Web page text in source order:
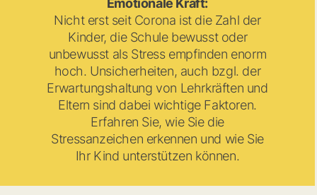
Emotionale Kraft:
Nicht erst seit Corona ist die Zahl der
Kinder, die Schule bewusst oder
unbewusst als Stress empfinden enorm
hoch. Unsicherheiten, auch bzgl. der
Erwartungshaltung von Lehrkräften und
Eltern sind dabei wichtige Faktoren.
Erfahren Sie, wie Sie die
Stressanzeichen erkennen und wie Sie
Ihr Kind unterstützen können.